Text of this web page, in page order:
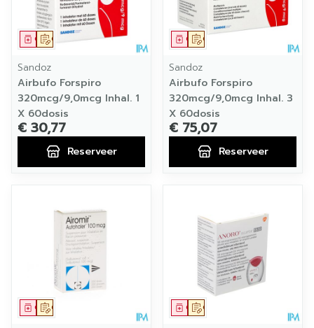
Op voorschrift
Geneesmiddel
Sandoz
Airbufo Forspiro
320mcg/9,0mcg Inhal. 1
X 60dosis
€ 30,77
Reserveer
Op voorschrift
Geneesmiddel
Sandoz
Airbufo Forspiro
320mcg/9,0mcg Inhal. 3
X 60dosis
€ 75,07
Reserveer
Op voorschrift
Geneesmiddel Op voorschrift
Geneesmiddel